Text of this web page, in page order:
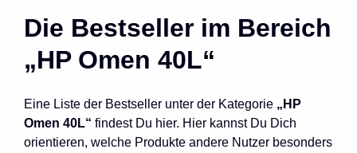
Die Bestseller im Bereich
„HP Omen 40L“
Eine Liste der Bestseller unter der Kategorie „HP
Omen 40L“ findest Du hier. Hier kannst Du Dich
orientieren, welche Produkte andere Nutzer besonders